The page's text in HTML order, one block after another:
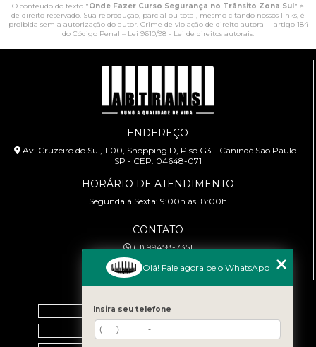
O conteúdo do texto "Onde Fazer Curso Segurança no Trânsito Zona Sul" é
de direito reservado. Sua reprodução, parcial ou total, mesmo citando nossos links, é
proibida sem a autorização do autor. Crime de violação de direito autoral – artigo 184
do Código Penal – Lei 9610/98 - Lei de direitos autorais.
ENDEREÇO
Av. Cruzeiro do Sul, 1100, Shopping D, Piso G3 - Canindé São Paulo -
SP - CEP: 04648-071
HORÁRIO DE ATENDIMENTO
Segunda à Sexta: 9:00h às 18:00h
CONTATO
(11) 99458-7351
cursoabtrans@gmail.com
Home
Empresa
Olá! Fale agora pelo WhatsApp
Insira seu telefone